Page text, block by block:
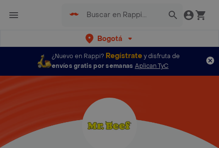
Bogotá
¿Nuevo en Rappi? Regístratey disfruta de
envíos gratis por semanas Aplican TyC